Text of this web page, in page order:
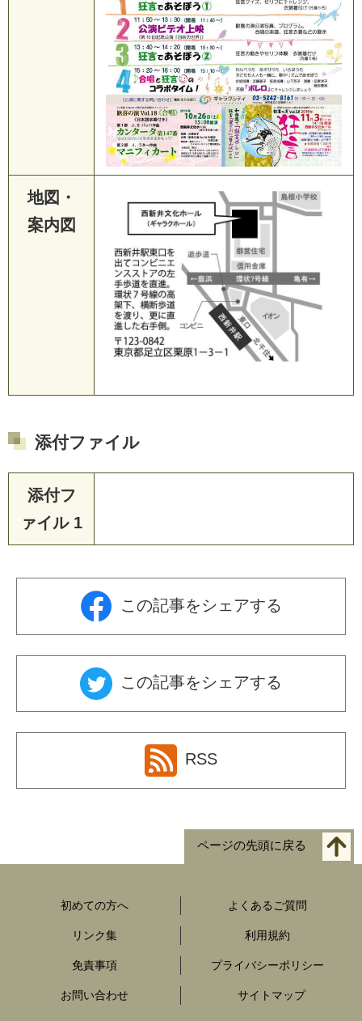
地図・
案内図
添付ファイル
添付フ
ァイル 1
この記事をシェアする
この記事をシェアする
RSS
ページの先頭に戻る
初めての方へ よくあるご質問
リンク集 利用規約
免責事項 プライバシーポリシー
お問い合わせ サイトマップ